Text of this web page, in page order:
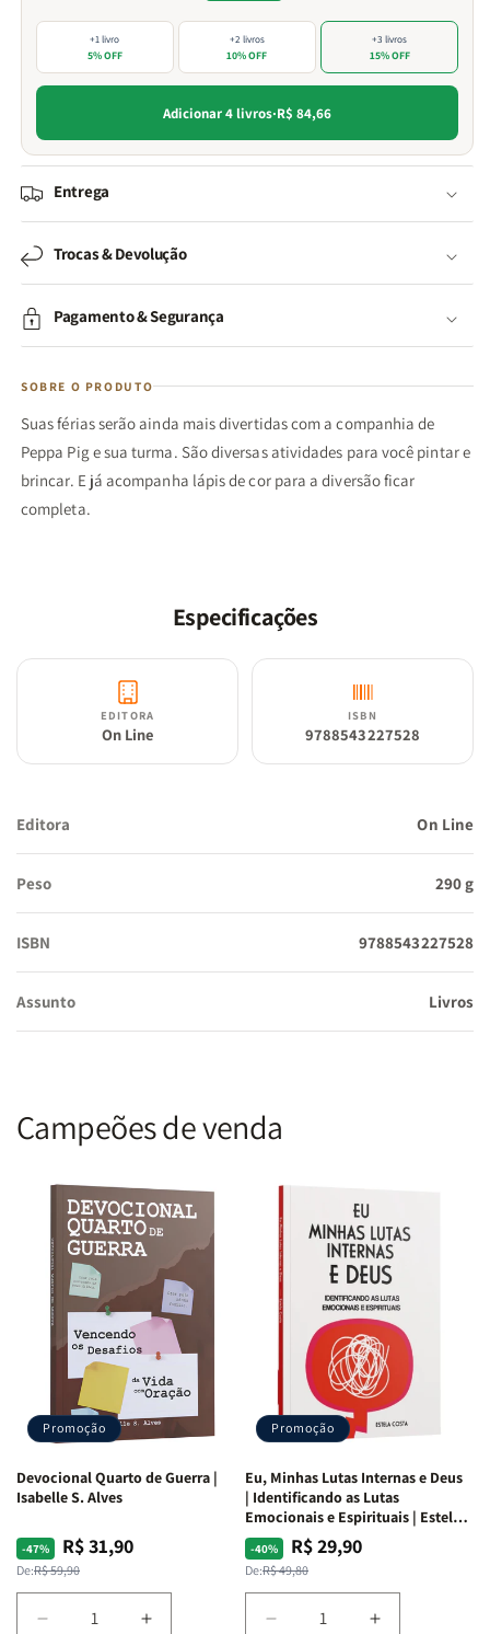
+1 livro
5% OFF
+2 livros
10% OFF
+3 livros
15% OFF
Adicionar 4 livros·R$ 84,66
Entrega
Trocas & Devolução
Pagamento & Segurança
SOBRE O PRODUTO
Suas férias serão ainda mais divertidas com a companhia de
Peppa Pig e sua turma. São diversas atividades para você pintar e
brincar. E já acompanha lápis de cor para a diversão ficar
completa.
Especificações
EDITORA
On Line
ISBN
9788543227528
Editora On Line
Peso 290 g
ISBN 9788543227528
Assunto Livros
Campeões de venda
Promoção
Devocional Quarto de Guerra |
Isabelle S. Alves
-47%
Preço
normal
De:R$ 59,90
Preço
promocional
R$ 31,90
Diminuir Aumentar
Promoção
Eu, Minhas Lutas Internas e Deus
| Identificando as Lutas
Emocionais e Espirituais | Estela
Costa
-40%
Preço
normal
De:R$ 49,80
Preço
promocional
R$ 29,90
Diminuir Aumentar